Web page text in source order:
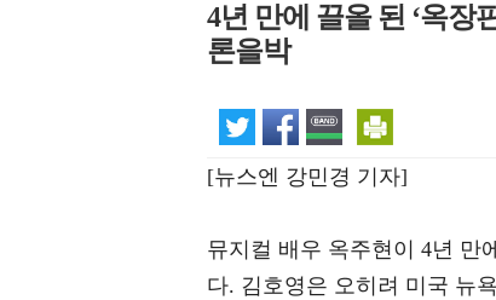
4년 만에 끌올 된 ‘옥장
론을박
[뉴스엔 강민경 기자]
뮤지컬 배우 옥주현이 4년 만
다. 김호영은 오히려 미국 뉴